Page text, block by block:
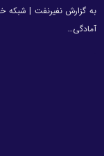
به گزارش نفیرنفت | شبکه
آمادگی…